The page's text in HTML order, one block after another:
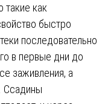
как
быстро
последовательно
в первые дни до
заживления, а
Ссадины